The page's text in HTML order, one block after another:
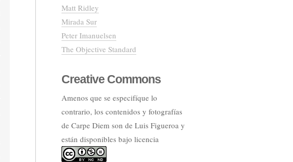
Matt Ridley
Mirada Sur
Peter Imanuelsen
The Objective Standard
Creative Commons
Amenos que se especifíque lo
contrario, los contenidos y fotografías
de Carpe Diem son de Luis Figueroa y
están disponibles bajo licencia